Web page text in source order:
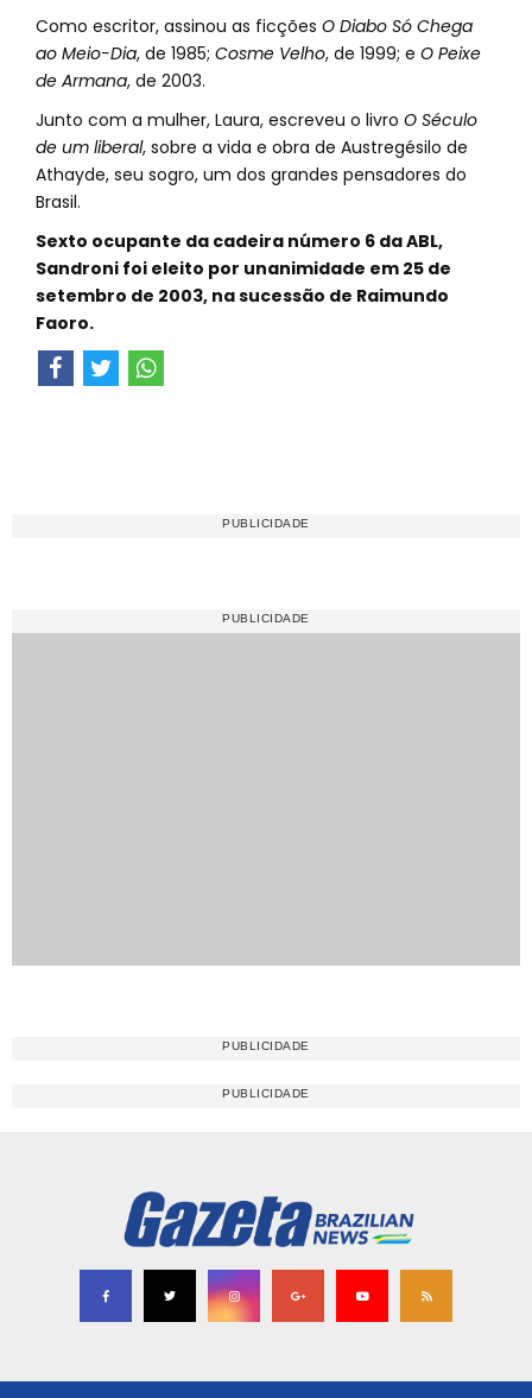
Como escritor, assinou as ficções O Diabo Só Chega
ao Meio-Dia, de 1985; Cosme Velho, de 1999; e O Peixe
de Armana, de 2003.
Junto com a mulher, Laura, escreveu o livro O Século
de um liberal, sobre a vida e obra de Austregésilo de
Athayde, seu sogro, um dos grandes pensadores do
Brasil.
Sexto ocupante da cadeira número 6 da ABL,
Sandroni foi eleito por unanimidade em 25 de
setembro de 2003, na sucessão de Raimundo
Faoro.